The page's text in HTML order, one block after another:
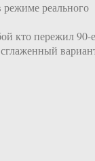
реального
кто пережил 90-